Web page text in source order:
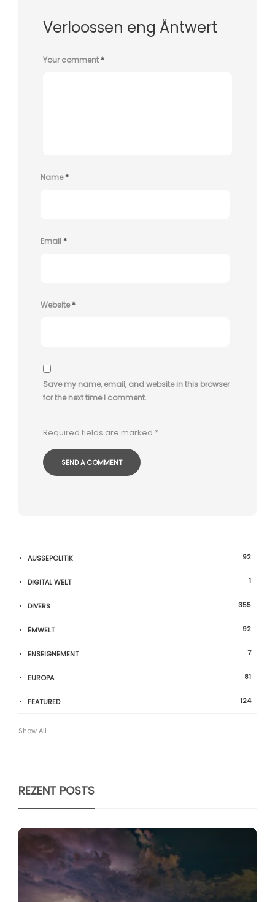
Verloossen eng Äntwert
Your comment*
Name*
Email*
Website*
Save my name, email, and website in this browser
for the next time I comment.
Required fields are marked *
AUSSEPOLITIK 92
DIGITAL WELT 1
DIVERS 355
ËMWELT 92
ENSEIGNEMENT 7
EUROPA 81
FEATURED 124
Show All
REZENT POSTS